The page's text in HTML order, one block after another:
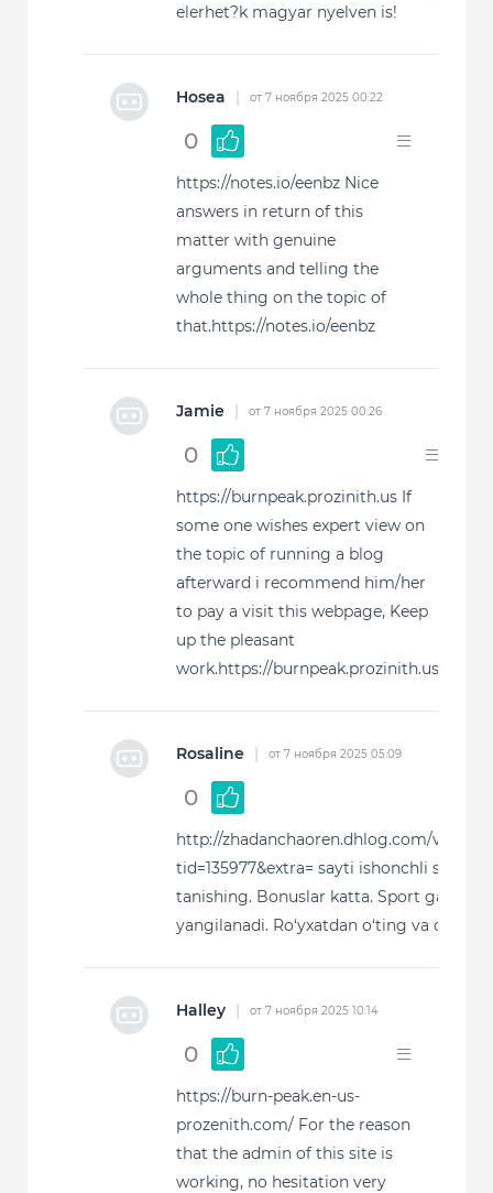
elerhet?k magyar nyelven is!
Hosea | от 7 ноября 2025 00:22
0
https://notes.io/eenbz Nice
answers in return of this
matter with genuine
arguments and telling the
whole thing on the topic of
that.https://notes.io/eenbz
Jamie | от 7 ноября 2025 00:26
0
https://burnpeak.prozinith.us If
some one wishes expert view on
the topic of running a blog
afterward i recommend him/her
to pay a visit this webpage, Keep
up the pleasant
work.https://burnpeak.prozinith.us
Rosaline | от 7 ноября 2025 05:09
0
http://zhadanchaoren.dhlog.com/
tid=135977&extra= sayti ishonchli slotlar
tanishing. Bonuslar katta. Sport
yangilanadi. Ro‘yxatdan o‘ting va
Halley | от 7 ноября 2025 10:14
0
https://burn-peak.en-us-
prozenith.com/ For the reason
that the admin of this site is
working, no hesitation very